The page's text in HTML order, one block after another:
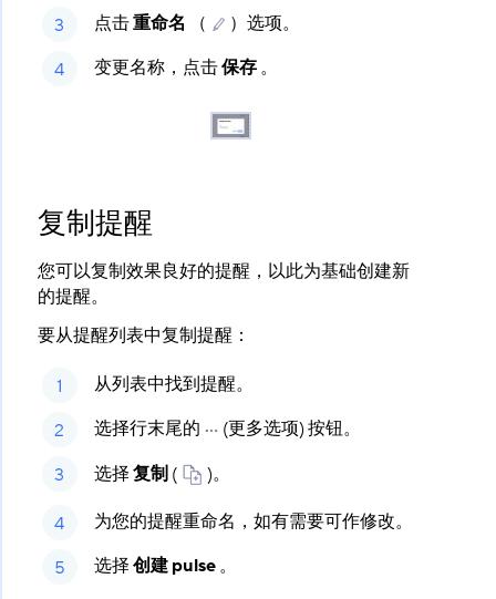
点击重命名 ​ （
）选项。
变更名称，点击保存​ 。
复制提醒
您可以复制效果良好的提醒，以此为基础创建新
的提醒。
要从提醒列表中复制提醒：
从列表中找到提醒。
选择行末尾的
(更多选项) 按钮。
选择复制​ (
)。
为您的提醒重命名，如有需要可作修改。
选择创建 pulse​ 。